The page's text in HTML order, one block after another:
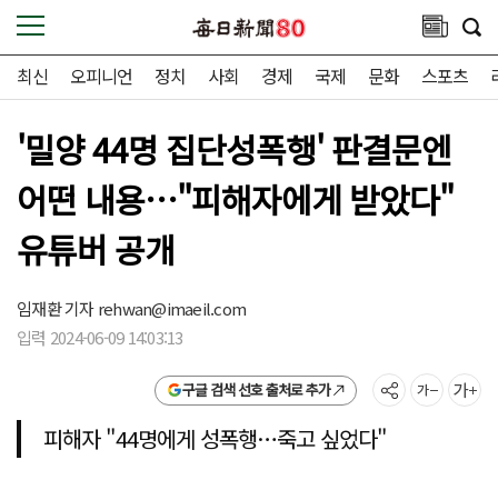
최신 오피니언 정치 사회 경제 국제 문화 스포츠
'밀양 44명 집단성폭행' 판결문엔
어떤 내용…"피해자에게 받았다"
유튜버 공개
임재환 기자rehwan@imaeil.com
입력 2024-06-09 14:03:13
구글 검색 선호 출처로 추가
피해자 "44명에게 성폭행…죽고 싶었다"